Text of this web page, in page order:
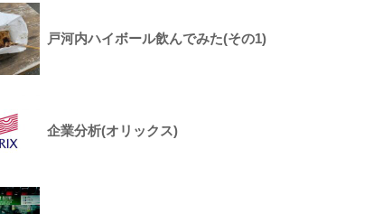
戸河内ハイボール飲んでみた(その1)
企業分析(オリックス)